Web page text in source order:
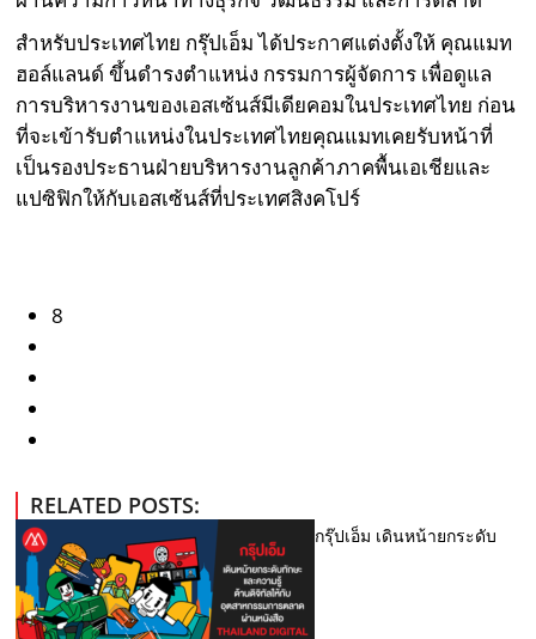
สำหรับประเทศไทย กรุ๊ปเอ็ม ได้ประกาศแต่งตั้งให้ คุณแมท
ฮอล์แลนด์ ขึ้นดำรงตำแหน่ง กรรมการผู้จัดการ เพื่อดูแล
การบริหารงานของเอสเซ้นส์มีเดียคอมในประเทศไทย ก่อน
ที่จะเข้ารับตำแหน่งในประเทศไทยคุณแมทเคยรับหน้าที่
เป็นรองประธานฝ่ายบริหารงานลูกค้าภาคพื้นเอเชียและ
แปซิฟิกให้กับเอสเซ้นส์ที่ประเทศสิงคโปร์
8
RELATED POSTS:
กรุ๊ปเอ็ม เดินหน้ายกระดับ